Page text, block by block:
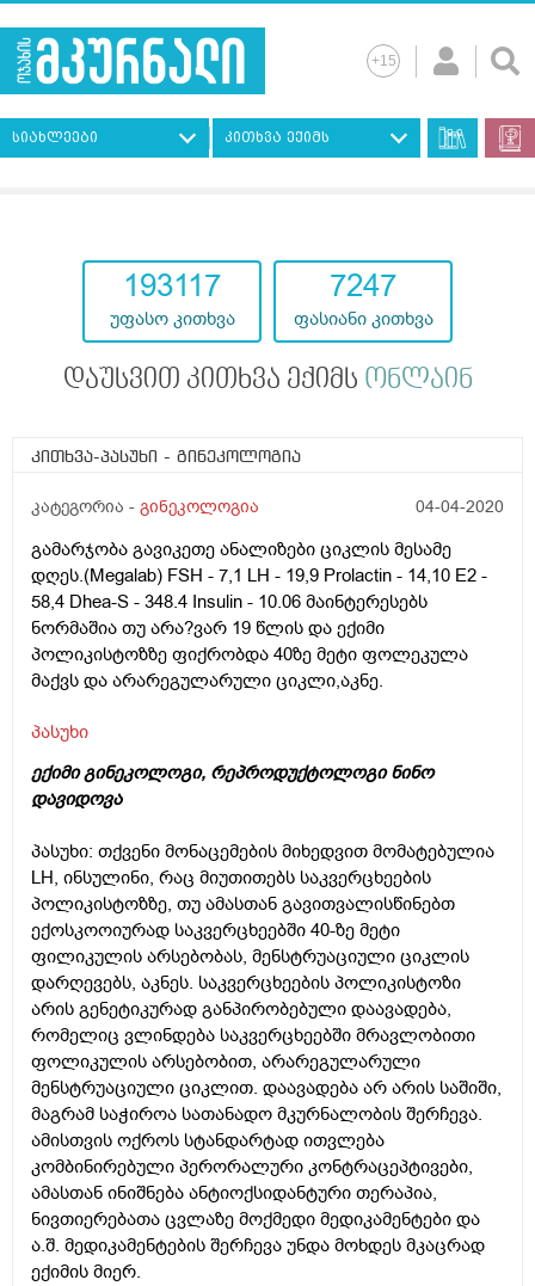
სიახლეები კითხვა ექიმს
193117
უფასო კითხვა
7247
ფასიანი კითხვა
დაუსვით კითხვა ექიმს ონლაინ
კითხვა-პასუხი - გინეკოლოგია
კატეგორია - გინეკოლოგია 04-04-2020
გამარჯობა გავიკეთე ანალიზები ციკლის მესამე
დღეს.(Megalab) FSH - 7,1 LH - 19,9 Prolactin - 14,10 E2 -
58,4 Dhea-S - 348.4 Insulin - 10.06 მაინტერესებს
ნორმაშია თუ არა?ვარ 19 წლის და ექიმი
პოლიკისტოზზე ფიქრობდა 40ზე მეტი ფოლეკულა
მაქვს და არარეგულარული ციკლი,აკნე.
პასუხი
ექიმი გინეკოლოგი, რეპროდუქტოლოგი ნინო
დავიდოვა
პასუხი: თქვენი მონაცემების მიხედვით მომატებულია
LH, ინსულინი, რაც მიუთითებს საკვერცხეების
პოლიკისტოზზე, თუ ამასთან გავითვალისწინებთ
ექოსკოოიურად საკვერცხეებში 40-ზე მეტი
ფილიკულის არსებობას, მენსტრუაციული ციკლის
დარღევებს, აკნეს. საკვერცხეების პოლიკისტოზი
არის გენეტიკურად განპირობებული დაავადება,
რომელიც ვლინდება საკვერცხეებში მრავლობითი
ფოლიკულის არსებობით, არარეგულარული
მენსტრუაციული ციკლით. დაავადება არ არის საშიში,
მაგრამ საჭიროა სათანადო მკურნალობის შერჩევა.
ამისთვის ოქროს სტანდარტად ითვლება
კომბინირებული პერორალური კონტრაცეპტივები,
ამასთან ინიშნება ანტიოქსიდანტური თერაპია,
ნივთიერებათა ცვლაზე მოქმედი მედიკამენტები და
ა.შ. მედიკამენტების შერჩევა უნდა მოხდეს მკაცრად
ექიმის მიერ.